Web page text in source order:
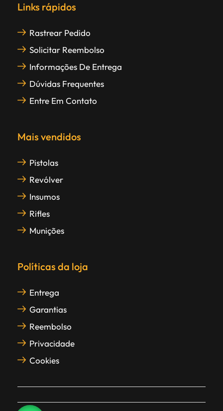
Links rápidos
Rastrear Pedido
Solicitar Reembolso
Informações De Entrega
Dúvidas Frequentes
Entre Em Contato
Mais vendidos
Pistolas
Revólver
Insumos
Rifles
Munições
Políticas da loja
Entrega
Garantias
Reembolso
Privacidade
Cookies